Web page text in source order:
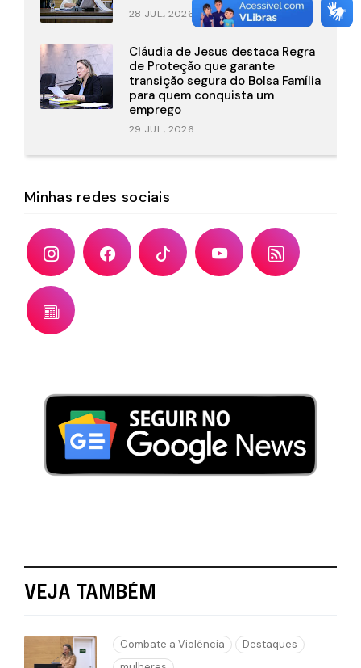
28 JUL., 2026
Cláudia de Jesus destaca Regra
de Proteção que garante
transição segura do Bolsa Família
para quem conquista um
emprego
29 JUL., 2026
Minhas redes sociais
VEJA TAMBÉM
Combate a Violência
Destaques